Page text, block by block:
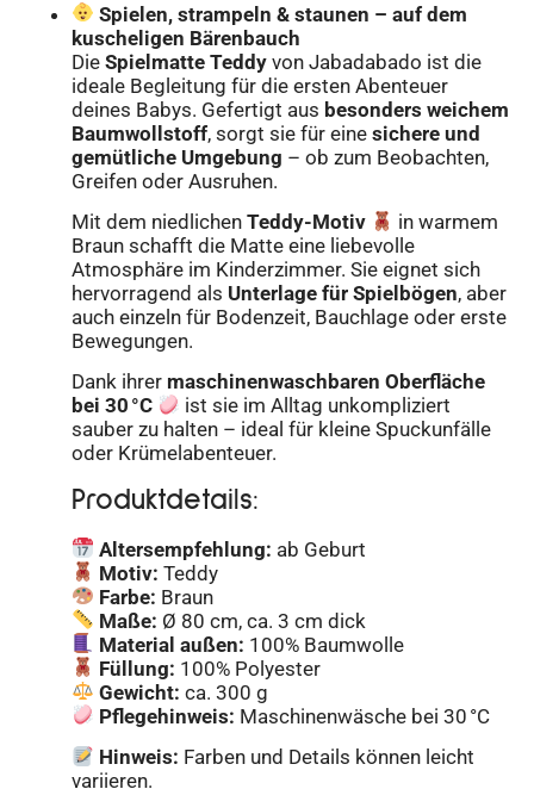
Spielen, strampeln & staunen – auf dem
kuscheligen Bärenbauch
Die Spielmatte Teddy von Jabadabado ist die
ideale Begleitung für die ersten Abenteuer
deines Babys. Gefertigt aus besonders weichem
Baumwollstoff, sorgt sie für eine sichere und
gemütliche Umgebung – ob zum Beobachten,
Greifen oder Ausruhen.
Mit dem niedlichen Teddy-Motiv
in warmem
Braun schafft die Matte eine liebevolle
Atmosphäre im Kinderzimmer. Sie eignet sich
hervorragend als Unterlage für Spielbögen, aber
auch einzeln für Bodenzeit, Bauchlage oder erste
Bewegungen.
Dank ihrer maschinenwaschbaren Oberfläche
bei 30 °C
ist sie im Alltag unkompliziert
sauber zu halten – ideal für kleine Spuckunfälle
oder Krümelabenteuer.
Produktdetails:
Altersempfehlung: ab Geburt
Motiv: Teddy
Farbe: Braun
Maße: Ø 80 cm, ca. 3 cm dick
Material außen: 100% Baumwolle
Füllung: 100% Polyester
Gewicht: ca. 300 g
Pflegehinweis: Maschinenwäsche bei 30 °C
Hinweis: Farben und Details können leicht
variieren.